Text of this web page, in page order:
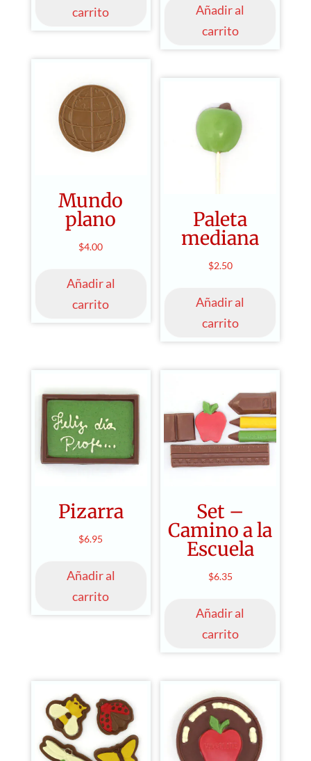
carrito
Añadir al
carrito
Mundo
plano
$4.00
Añadir al
carrito
Paleta
mediana
$2.50
Añadir al
carrito
Pizarra
$6.95
Añadir al
carrito
Set –
Camino a la
Escuela
$6.35
Añadir al
carrito